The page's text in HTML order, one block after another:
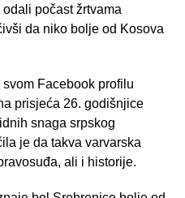
počast žrtvama
da niko bolje od Kosova
Facebook profilu
prisjeća 26. godišnjice
snaga srpskog
je da takva varvarska
ali i historije.